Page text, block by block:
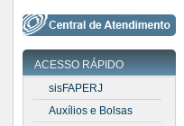
ACESSO RÁPIDO
sisFAPERJ
Auxílios e Bolsas